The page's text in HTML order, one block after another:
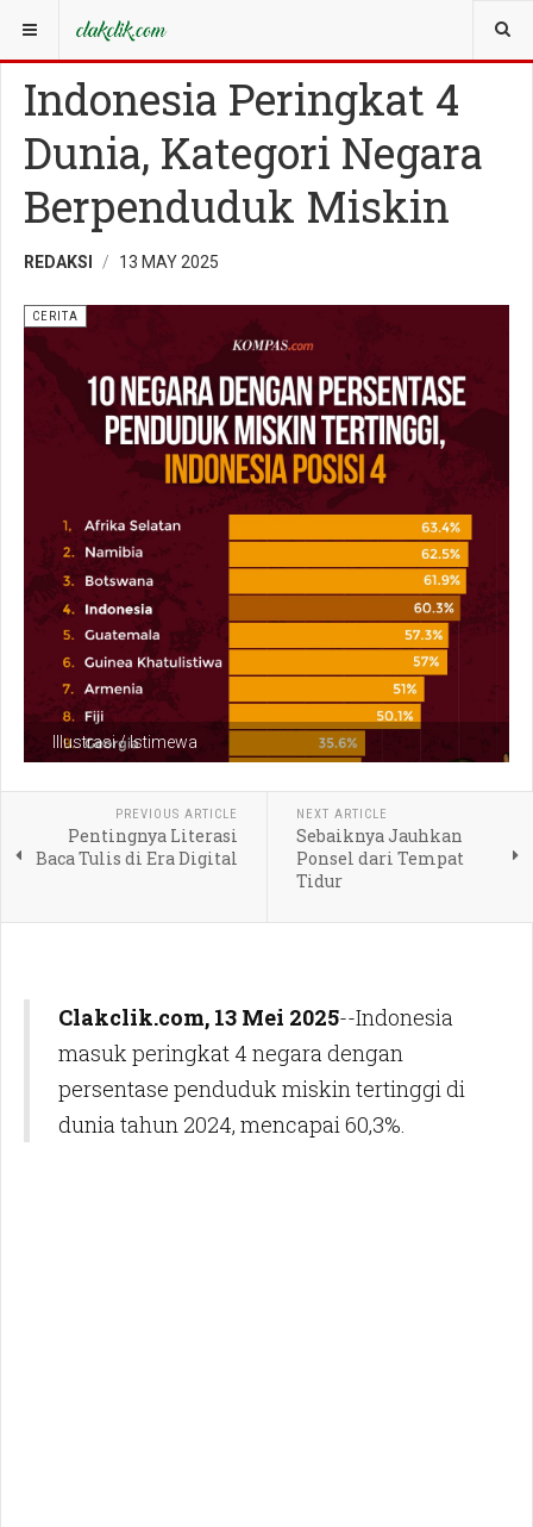
YOU ARE HERE: CERITA
Indonesia Peringkat 4
Dunia, Kategori Negara
Berpenduduk Miskin
REDAKSI 13 MAY 2025
Illustrasi / Istimewa
CERITA
PREVIOUS ARTICLE
Pentingnya Literasi
Baca Tulis di Era Digital
NEXT ARTICLE
Sebaiknya Jauhkan
Ponsel dari Tempat
Tidur
Clakclik.com, 13 Mei 2025--Indonesia
masuk peringkat 4 negara dengan
persentase penduduk miskin tertinggi di
dunia tahun 2024, mencapai 60,3%.